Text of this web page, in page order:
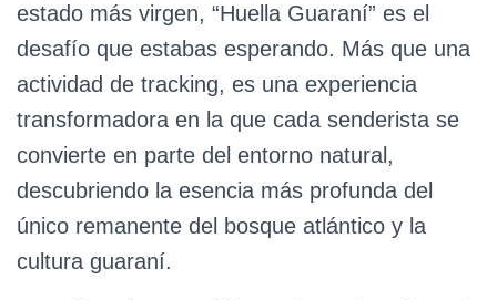
estado más virgen, “Huella Guaraní” es el
desafío que estabas esperando. Más que una
actividad de tracking, es una experiencia
transformadora en la que cada senderista se
convierte en parte del entorno natural,
descubriendo la esencia más profunda del
único remanente del bosque atlántico y la
cultura guaraní.